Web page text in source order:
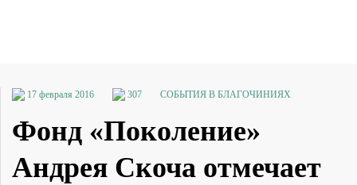
17 февраля 2016 307 СОБЫТИЯ В БЛАГОЧИНИЯХ
Фонд «Поколение»
Андрея Скоча отмечает